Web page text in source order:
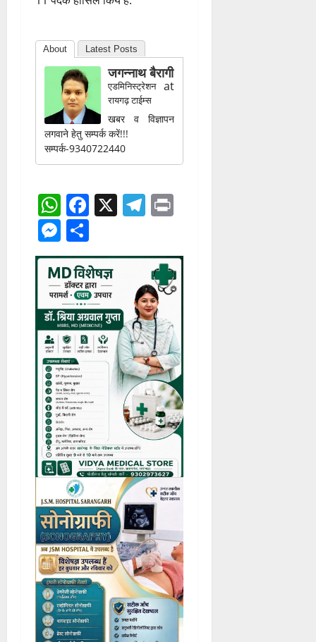
गेम्स में छत्तीसगढ़ राज्य के खिलाड़ियों
और 6 कांस्य पदक, इस प्रकार कुल
11 पदक हासिल किये हैं.
About Latest Posts
जगन्नाथ बैरागी
एडमिनिस्ट्रेशन
रायगढ़ टाईम्स
लगवाने हेतु सम्पर्क करें!!!
सम्पर्क-9340722440
WhatsApp
Facebook
X Telegram
Print
Messenger
Share